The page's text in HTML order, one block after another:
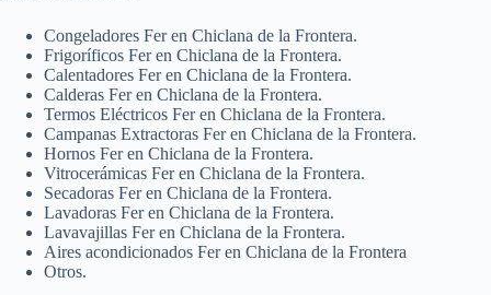
Congeladores Fer en Chiclana de la Frontera.
Frigoríficos Fer en Chiclana de la Frontera.
Calentadores Fer en Chiclana de la Frontera.
Calderas Fer en Chiclana de la Frontera.
Termos Eléctricos Fer en Chiclana de la Frontera.
Campanas Extractoras Fer en Chiclana de la Frontera.
Hornos Fer en Chiclana de la Frontera.
Vitrocerámicas Fer en Chiclana de la Frontera.
Secadoras Fer en Chiclana de la Frontera.
Lavadoras Fer en Chiclana de la Frontera.
Lavavajillas Fer en Chiclana de la Frontera.
Aires acondicionados Fer en Chiclana de la Frontera
Otros.